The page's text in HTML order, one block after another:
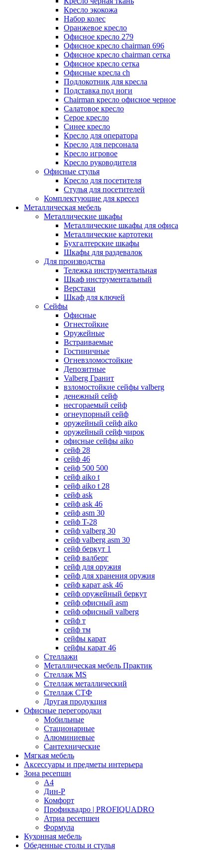
Кресло экокожа
Набор колес
Оранжевое кресло
Офисное кресло 279
Офисное кресло chairman 696
Офисное кресло chairman сетка
Офисное кресло сетка
Офисные кресла ch
Подлокотник для кресла
Подставка под ноги
Сhairman кресло офисное черное
Салатовое кресло
Серое кресло
Синее кресло
Кресло для оператора
Кресло для персонала
Кресло игровое
Кресло руководителя
Офисные стулья
Кресло для посетителя
Стулья для посетителей
Комплектующие для кресел
Металлическая мебель
Металлические шкафы
Металлические шкафы для офиса
Металлические картотеки
Бухгалтерские шкафы
Шкафы для раздевалок
Для производства
Тележка инструментальная
Шкаф инструментальный
Верстаки
Шкаф для ключей
Сейфы
Офисные
Огнестойкие
Оружейные
Встраиваемые
Гостиничные
Огневзломостойкие
Депозитные
Valberg Гранит
взломостойкие сейфы valberg
денежный сейф
несгораемый сейф
огнеупорный сейф
оружейный сейф aiko
оружейный сейф чирок
офисные сейфы aiko
сейф 28
сейф 46
сейф 500 500
сейф aiko t
сейф aiko t 28
сейф ask
сейф ask 46
сейф asm 30
сейф T-28
сейф valberg 30
сейф valberg asm 30
сейф беркут 1
сейф валберг
сейф для оружия
сейф для хранения оружия
сейф карат ask 46
сейф оружейный беркут
сейф офисный asm
сейф офисный valberg
сейф т
сейф тм
сейфы карат
сейфы карат 46
Стеллажи
Металлическая мебель Практик
Стеллаж MS
Стеллаж металлический
Стеллаж СТФ
Другая продукция
Офисные перегородки
Мобильные
Стационарные
Алюминиевые
Сантехнические
Мягкая мебель
Аксессуары и предметы интерьера
Зона ресепшн
А4
Дин-Р
Комфорт
Профиквадро | PROFIQUADRO
Атриа ресепшен
Формула
Кухонная мебель
Обеденные столы и стулья